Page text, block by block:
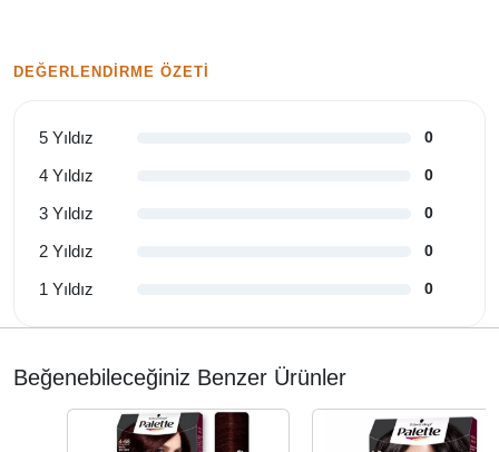
DEĞERLENDIRME ÖZETI
5 Yıldız 0
4 Yıldız 0
3 Yıldız 0
2 Yıldız 0
1 Yıldız 0
Beğenebileceğiniz Benzer Ürünler